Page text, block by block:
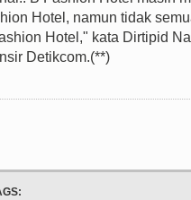
Hotel, namun tidak
Hotel," kata Dirtipid
Detikcom.(**)